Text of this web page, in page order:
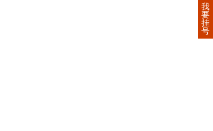
我
要
挂
号